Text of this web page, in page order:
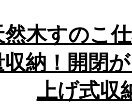
木すのこ
納！開閉
上げ式収